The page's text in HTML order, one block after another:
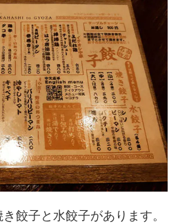
餃子と水餃子があります。